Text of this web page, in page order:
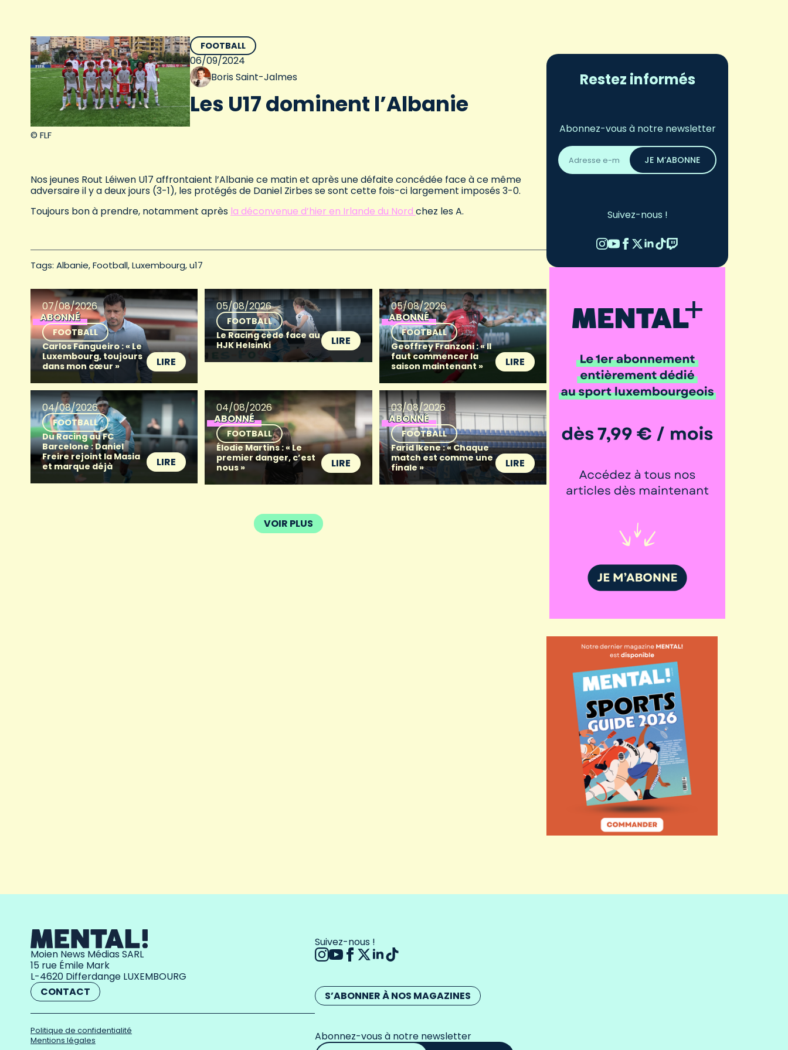
© FLF
FOOTBALL
06/09/2024
Boris Saint-Jalmes
Les U17 dominent l’Albanie
Nos jeunes Rout Léiwen U17 affrontaient l’Albanie ce matin et après une défaite concédée face à ce même
adversaire il y a deux jours (3-1), les protégés de Daniel Zirbes se sont cette fois-ci largement imposés 3-0.
Toujours bon à prendre, notamment après la déconvenue d’hier en Irlande du Nord chez les A.
Tags: Albanie Football Luxembourg u17
07/08/2026
ABONNÉ
FOOTBALL
Carlos Fangueiro : « Le
Luxembourg, toujours
dans mon cœur »
LIRE
05/08/2026
FOOTBALL
Le Racing cède face au
HJK Helsinki
LIRE
05/08/2026
ABONNÉ
FOOTBALL
Geoffrey Franzoni : « Il
faut commencer la
saison maintenant »
LIRE
04/08/2026
FOOTBALL
Du Racing au FC
Barcelone : Daniel
Freire rejoint la Masia
et marque déjà
LIRE
04/08/2026
ABONNÉ
FOOTBALL
Élodie Martins : « Le
premier danger, c’est
nous »
LIRE
03/08/2026
ABONNÉ
FOOTBALL
Farid Ikene : « Chaque
match est comme une
finale »
LIRE
VOIR PLUS
Restez informés
Abonnez-vous à notre newsletter
Adresse
email
*
JE M’ABONNE
Suivez-nous !
Moien News Médias SARL
15 rue Émile Mark
L-4620 Differdange LUXEMBOURG
CONTACT
Politique de confidentialité
Mentions légales
Suivez-nous !
S’ABONNER À NOS MAGAZINES
Abonnez-vous à notre newsletter
Adresse